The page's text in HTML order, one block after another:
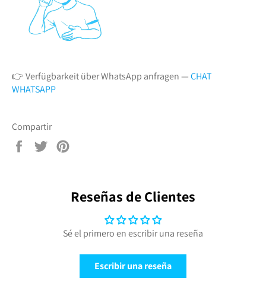
👉 Verfügbarkeit über WhatsApp anfragen —CHAT
WHATSAPP
Compartir
Compartir
Tuitear
Reseñas de Clientes
Sé el primero en escribir una reseña
Escribir una reseña